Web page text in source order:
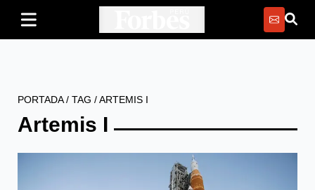
PORTADA/ TAG /ARTEMIS I
Artemis I